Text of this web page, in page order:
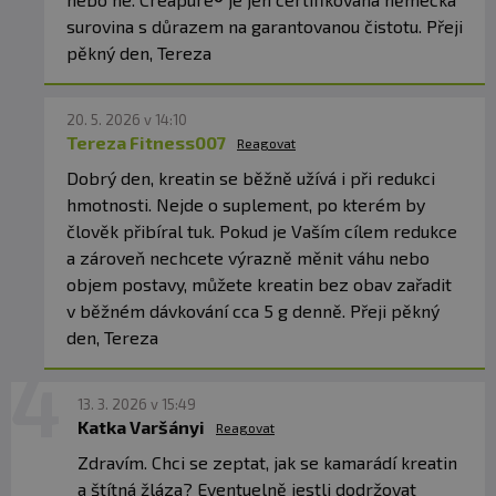
Kreatín sa v tele premieňa na kreatínfosfát, ktorý
slúži ako okamžitý zdroj energie pre svaly. To
zväčšenie objemu svalových buniek a celkový
JE VHODNÝ AJ PRE ZAČIATOČNÍKOV?
Áno, kreatín monohydrát je vhodný pre
začiatočníkov aj pokročilých športovcov.
PRODUKT V SKRATKE:
✅ 100 %kreatín monohydrát Creapure®
✅ Prémiová nemecká kvalita
✅ Bez príchutí, sladidiel a plnidiel
surovina s důrazem na garantovanou čistotu. Přeji
pěkný den, Tereza
20. 5. 2026 v 14:10
Tereza Fitness007 Reagovat
Dobrý den, kreatin se běžně užívá i při redukci
hmotnosti. Nejde o suplement, po kterém by
člověk přibíral tuk. Pokud je Vaším cílem redukce
a zároveň nechcete výrazně měnit váhu nebo
objem postavy, můžete kreatin bez obav zařadit
v běžném dávkování cca 5 g denně. Přeji pěkný
den, Tereza
13. 3. 2026 v 15:49
Katka Varšányi Reagovat
Zdravím. Chci se zeptat, jak se kamarádí kreatin
a štítná žláza? Eventuelně jestli dodržovat